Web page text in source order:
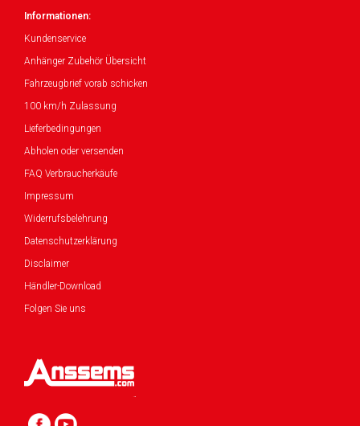
Informationen:
Kundenservice
Anhänger Zubehör Übersicht
Fahrzeugbrief vorab schicken
100 km/h Zulassung
Lieferbedingungen
Abholen oder versenden
FAQ Verbraucherkäufe
Impressum
Widerrufsbelehrung
Datenschutzerklärung
Disclaimer
Händler-Download
Folgen Sie uns